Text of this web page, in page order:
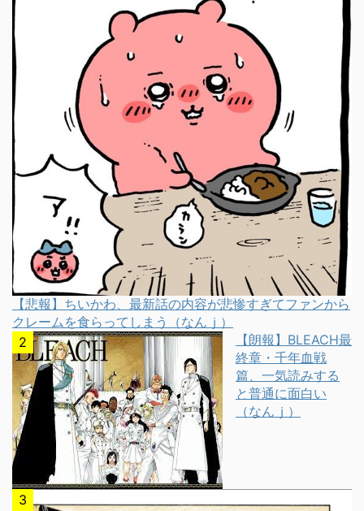
【悲報】ちいかわ、最新話の内容が悲惨すぎてファンから
クレームを食らってしまう（なんｊ）
【朗報】BLEACH最
終章・千年血戦
篇、一気読みする
と普通に面白い
（なんｊ）